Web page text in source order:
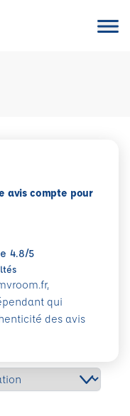
avis compte pour
4.8/5
qui
des avis